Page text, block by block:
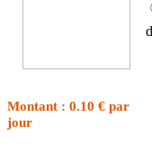
Montant : 0.10 € par
jour